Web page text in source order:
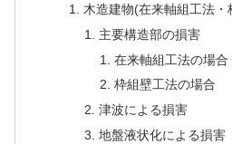
木造建物(在来軸組工法・
主要構造部の損害
在来軸組工法の場合
枠組壁工法の場合
津波による損害
地盤液状化による損害